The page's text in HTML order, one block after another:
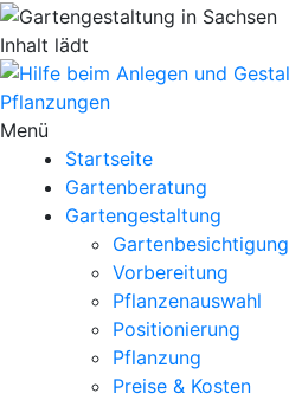
Inhalt lädt
Menü
Startseite
Gartenberatung
Gartengestaltung
Gartenbesichtigung
Vorbereitung
Pflanzenauswahl
Positionierung
Pflanzung
Preise & Kosten